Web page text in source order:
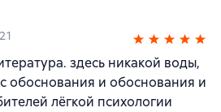
здесь никакой воды,
обоснования и обоснования и
лёгкой психологии